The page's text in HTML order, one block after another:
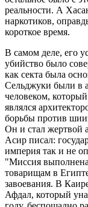
реальности. А
наркотиков,
короткое время.
В самом деле, его
убийство было
как секта была
Сельджуки были в
человеком, который
являлся
борьбы против
Он и стал жертвой
Асир писал:
империя так и не
"Миссия
товарищам в
завоевания. В
Афдал, который